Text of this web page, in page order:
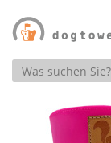
Produktsuche